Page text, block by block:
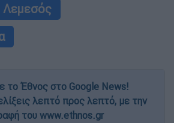
Λεμεσός
το Έθνος στο Google News!
λεπτό προς λεπτό, με την
του www.ethnos.gr